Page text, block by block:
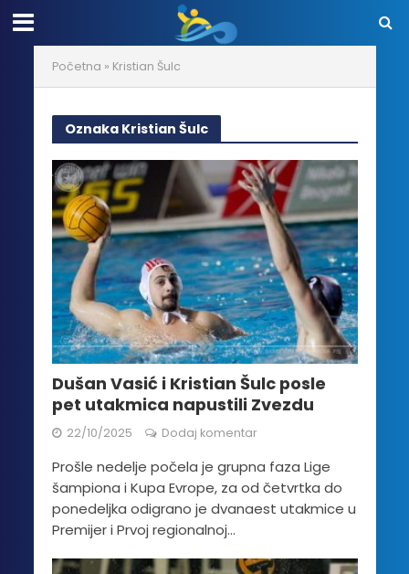
Početna » Kristian Šulc
Oznaka Kristian Šulc
Dušan Vasić i Kristian Šulc posle
pet utakmica napustili Zvezdu
22/10/2025 Dodaj komentar
Prošle nedelje počela je grupna faza Lige
šampiona i Kupa Evrope, za od četvrtka do
ponedeljka odigrano je dvanaest utakmice u
Premijer i Prvoj regionalnoj...